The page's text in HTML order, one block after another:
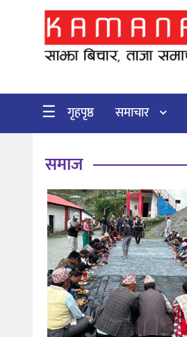
गृहपृष्ठ
विचार
कुटनिती
कुराकानी
बाणिज्य
भिडियो
सिफारिस
☰ गृहपृष्ठ समाचार
समाज